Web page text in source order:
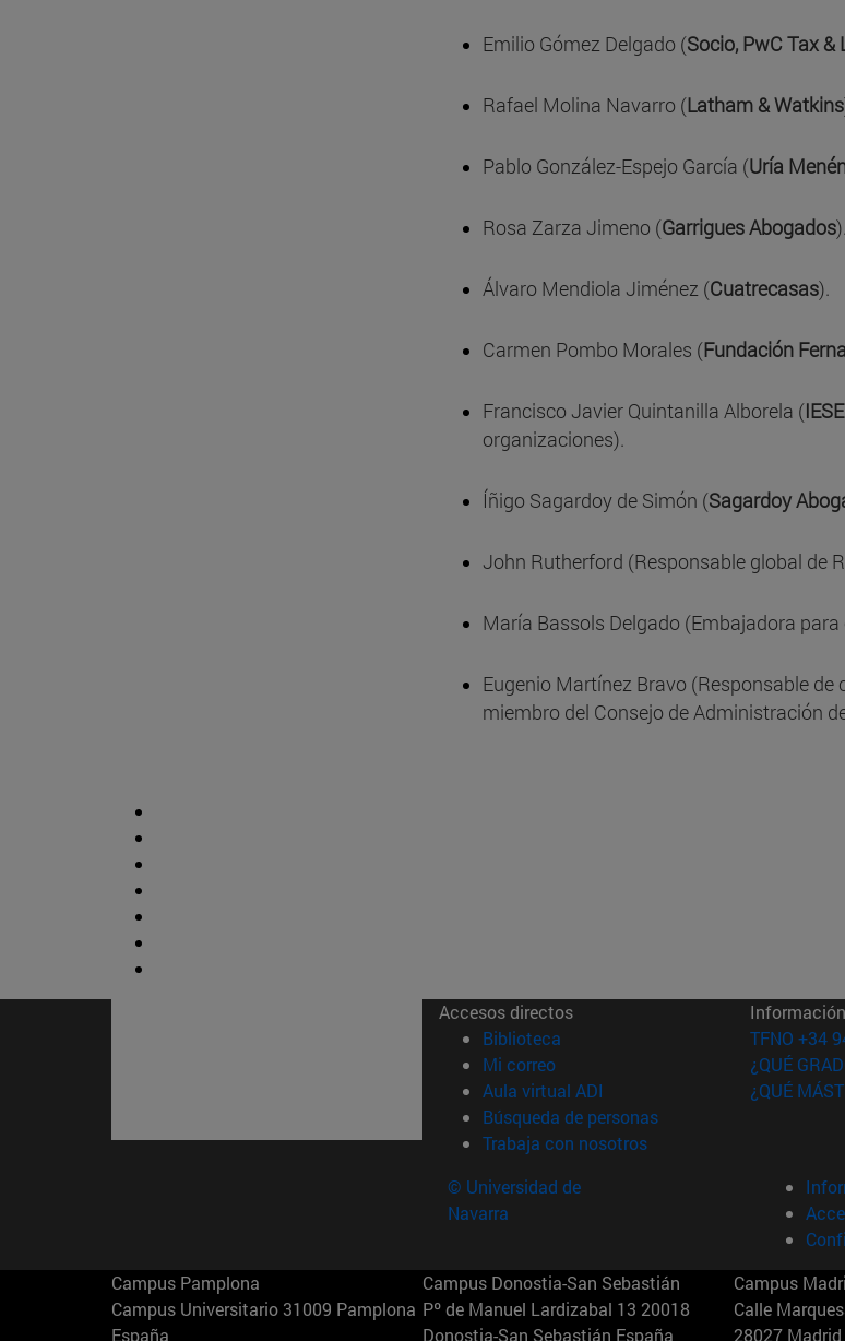
Emilio Gómez Delgado (Socio, PwC Tax &
Rafael Molina Navarro (Latham & Watkins
Pablo González-Espejo García (Uría
Rosa Zarza Jimeno (Garrigues Abogados).
Álvaro Mendiola Jiménez (Cuatrecasas).
Carmen Pombo Morales (Fundación
Francisco Javier Quintanilla Alborela (
organizaciones).
Íñigo Sagardoy de Simón (Sagardoy
John Rutherford (Responsable global de
María Bassols Delgado (Embajadora para
Eugenio Martínez Bravo (Responsable
miembro del Consejo de Administración
Accesos directos
Biblioteca (abre en nueva ventana)
Mi correo(abre en nueva ventana)
Aula virtual ADI (abre en nueva ventana)
Búsqueda de personas(abre en nueva ventana)
Trabaja con nosotros(abre en nueva ventana)
Información
TFNO +34
¿QUÉ
¿QUÉ
© Universidad de
Navarra
Campus Pamplona
Campus Universitario 31009 Pamplona
España
Campus Donostia-San Sebastián
Pº de Manuel Lardizabal 13 20018
Donostia-San Sebastián España
Campus
Calle
28027 Madrid